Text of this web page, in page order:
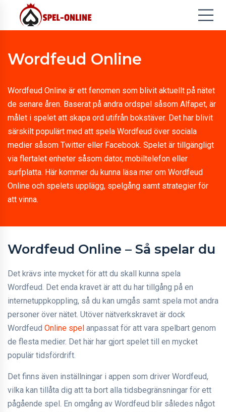
Wordfeud Online
Wordfeud Online är ett fenomen som blivit aktuellt på nätet
de senare åren. Baserat på andra ordspel såsom Alfapet, är
målet i spelet att skapa ord utifrån bokstäver. Det har blivit
särskilt populärt med att spela Wordfeud över sociala
medier såsom Twitter eller Facebook. Spelet är tillgängligt
via flertalet enheter såsom dator, mobiltelefon eller
surfplatta. Här kommer du kunna läsa mer om Wordfeud
Online och spelets upplägg, spelgång samt strategier för
att vinna.
Wordfeud Online – Så spelar du
Det krävs inte mycket för att du skall kunna spela
Wordfeud. Det enda kravet är att du har tillgång på en
internetuppkoppling, så du kan umgås samt spela mot andra
personer över nätet. Utöver nätverkskravet är dock
Wordfeud Online spel anpassat för att vara spelbart genom
de flesta medier. Det här har gjort spelet till en mycket
populär tidsfördrift.
Det finns även inställningar i appen som driver Wordfeud,
vilka kan tillåta dig att ta bort alla tidsbegränsningar för ett
pågående spel. En omgång av Wordfeud blir således något